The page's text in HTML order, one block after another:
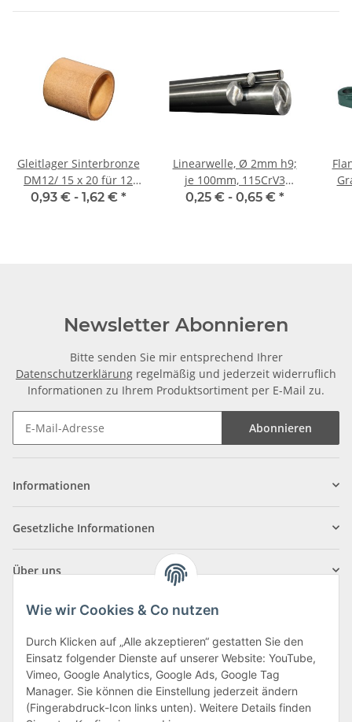
Gleitlager Sinterbronze
DM12/ 15 x 20 für 12
mm Welle
0,93 € - 1,62 € *
Linearwelle, Ø 2mm h9;
je 100mm, 115CrV3
geschliffen und poliert
0,25 € - 0,65 € *
Newsletter Abonnieren
Bitte senden Sie mir entsprechend Ihrer
Datenschutzerklärung regelmäßig und jederzeit widerruflich
Informationen zu Ihrem Produktsortiment per E-Mail zu.
Abonnieren
Informationen
Gesetzliche Informationen
Über uns
Klagenfurter Straße 29
9556 Liebenfels
Wie wir Cookies & Co nutzen
Durch Klicken auf „Alle akzeptieren“ gestatten Sie den
Einsatz folgender Dienste auf unserer Website: YouTube,
Vimeo, Google Analytics, Google Ads, Google Tag
Manager. Sie können die Einstellung jederzeit ändern
(Fingerabdruck-Icon links unten). Weitere Details finden